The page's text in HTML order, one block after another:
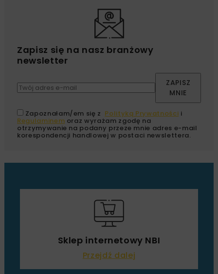
Zapisz się na nasz branżowy
newsletter
ZAPISZ
MNIE
Zapoznałam/em się z Polityką Prywatności i
Regulaminem oraz wyrażam zgodę na
otrzymywanie na podany przeze mnie adres e-mail
korespondencji handlowej w postaci newslettera.
Sklep internetowy NBI
Przejdź dalej